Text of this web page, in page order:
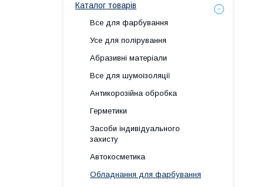
Каталог товарів
Все для фарбування
Усе для полірування
Абразивні матеріали
Все для шумоізоляції
Антикорозійна обробка
Герметики
Засоби індивідуального
захисту
Автокосметика
Обладнання для фарбування